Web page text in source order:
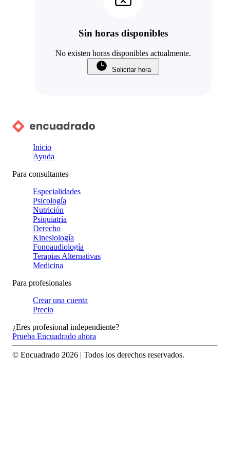
Sin horas disponibles
No existen horas disponibles actualmente.
Solicitar hora
Inicio
Ayuda
Para consultantes
Especialidades
Psicología
Nutrición
Psiquiatría
Derecho
Kinesiología
Fonoaudiología
Terapias Alternativas
Medicina
Para profesionales
Crear una cuenta
Precio
¿Eres profesional independiente?
Prueba Encuadrado ahora
© Encuadrado 2026 | Todos los derechos reservados.